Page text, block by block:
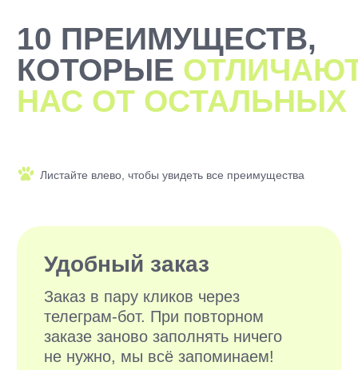
2000+ САМЫХ
ЗАБОТЛИВЫХ
ВЫГУЛЬЩИКОВ